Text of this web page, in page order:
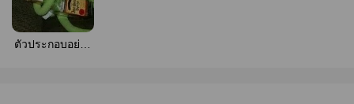
ตัวประกอบอย่าง